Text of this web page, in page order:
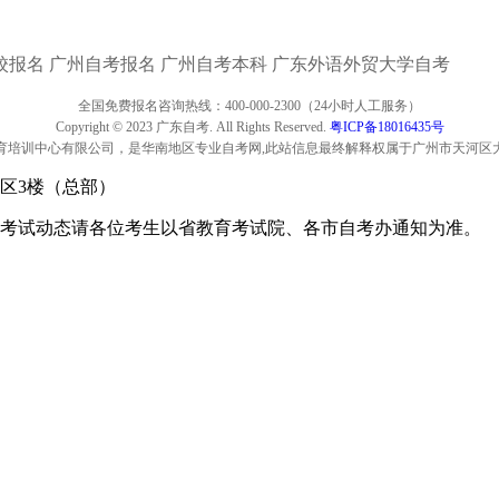
报名 广州自考报名 广州自考本科 广东外语外贸大学自考
全国免费报名咨询热线：400-000-2300（24小时人工服务）
Copyright © 2023 广东自考. All Rights Reserved. 粤ICP备18016435号
培训中心有限公司，是华南地区专业自考网,此站信息最终解释权属于广州市天河区
3楼（总部）
动态请各位考生以省教育考试院、各市自考办通知为准。